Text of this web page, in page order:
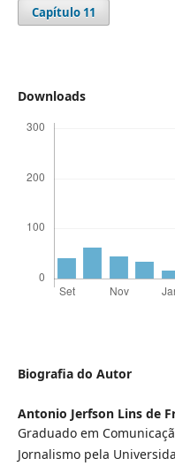
Capítulo 11
Downloads
Biografia do Autor
Antonio Jerfson Lins de
Graduado em
Jornalismo pela